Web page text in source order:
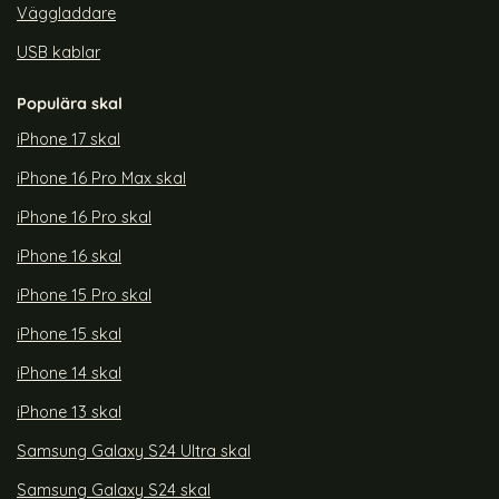
Väggladdare
USB kablar
Populära skal
iPhone 17 skal
iPhone 16 Pro Max skal
iPhone 16 Pro skal
iPhone 16 skal
iPhone 15 Pro skal
iPhone 15 skal
iPhone 14 skal
iPhone 13 skal
Samsung Galaxy S24 Ultra skal
Samsung Galaxy S24 skal